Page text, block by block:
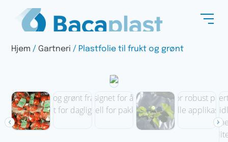
Hjem /Gartneri / Plastfolie til frukt og grønt